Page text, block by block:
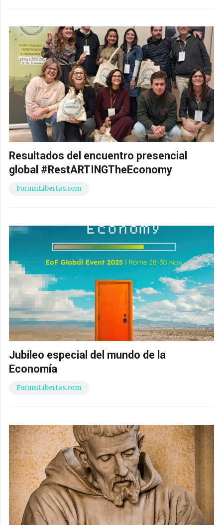
Resultados del encuentro presencial
global #RestARTINGTheEconomy
ForumLibertas.com
Jubileo especial del mundo de la
Economía
ForumLibertas.com